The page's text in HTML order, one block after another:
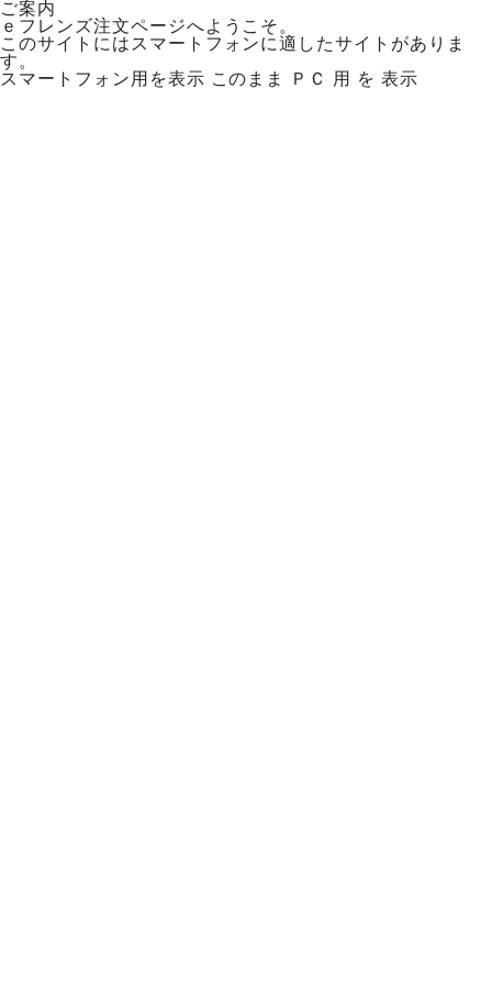
ご案内
ｅフレンズ注文ページへようこそ。
このサイトにはスマートフォンに適したサイトがありま
す。
スマートフォン用を表示 このまま ＰＣ 用 を 表示